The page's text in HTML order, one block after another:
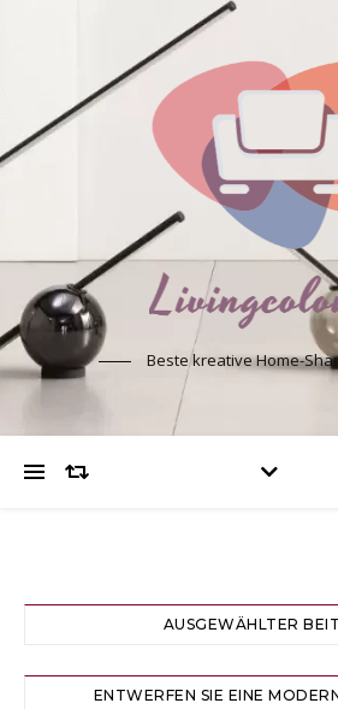
Beste kreative Home-
AUSGEWÄHLTER
ENTWERFEN SIE EINE